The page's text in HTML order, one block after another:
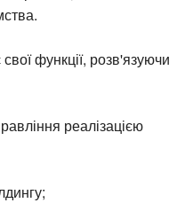
функції, розв'язуючи
реалізацією